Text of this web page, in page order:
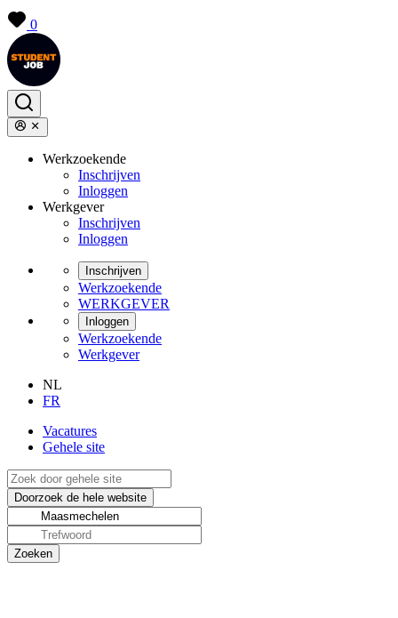
0
Werkzoekende
Inschrijven
Inloggen
Werkgever
Inschrijven
Inloggen
Inschrijven
Werkzoekende
WERKGEVER
Inloggen
Werkzoekende
Werkgever
NL
FR
Vacatures
Gehele site